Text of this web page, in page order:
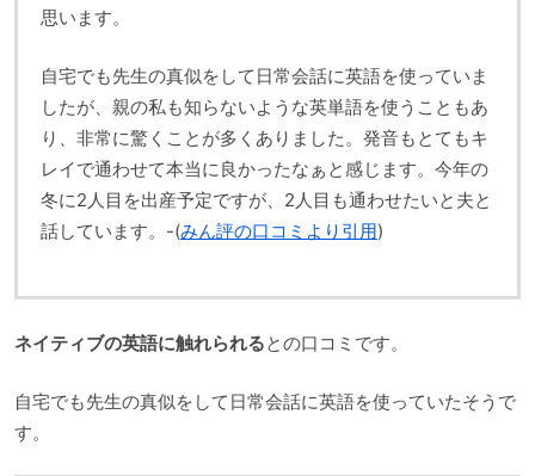
思います。
自宅でも先生の真似をして日常会話に英語を使っていま
したが、親の私も知らないような英単語を使うこともあ
り、非常に驚くことが多くありました。発音もとてもキ
レイで通わせて本当に良かったなぁと感じます。今年の
冬に2人目を出産予定ですが、2人目も通わせたいと夫と
話しています。-(みん評の口コミより引用)
ネイティブの英語に触れられるとの口コミです。
自宅でも先生の真似をして日常会話に英語を使っていたそうで
す。